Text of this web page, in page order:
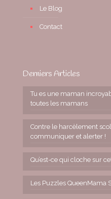
Le Blog
Contact
Derniers Articles
Tu es une maman
toutes les mamans
Contre le harcèlement
communiquer et alerter !
Qu’est-ce qui cloche sur
Les Puzzles QueenMama